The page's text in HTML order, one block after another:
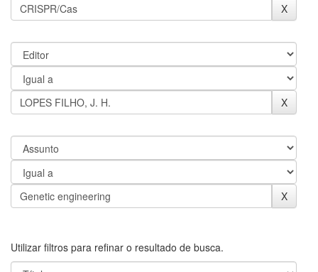
Utilizar filtros para refinar o resultado de busca.